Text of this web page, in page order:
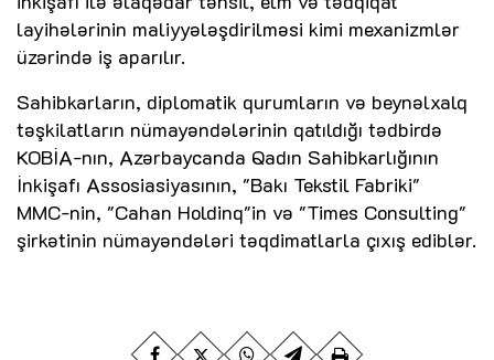
layihələrinin maliyyələşdirilməsi kimi mexanizmlər
üzərində iş aparılır.
Sahibkarların, diplomatik qurumların və beynəlxalq
təşkilatların nümayəndələrinin qatıldığı tədbirdə
KOBİA-nın, Azərbaycanda Qadın Sahibkarlığının
İnkişafı Assosiasiyasının, "Bakı Tekstil Fabriki"
MMC-nin, "Cahan Holdinq"in və "Times Consulting"
şirkətinin nümayəndələri təqdimatlarla çıxış ediblər.